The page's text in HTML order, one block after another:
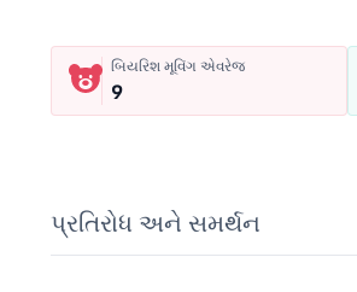
બિયરિશ મૂવિંગ એવરેજ
9
પ્રતિરોધ અને સમર્થન